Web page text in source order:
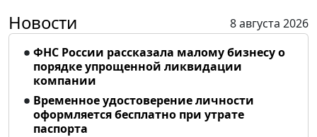
Новости
8 августа 2026
ФНС России рассказала малому бизнесу о
порядке упрощенной ликвидации
компании
Временное удостоверение личности
оформляется бесплатно при утрате
паспорта